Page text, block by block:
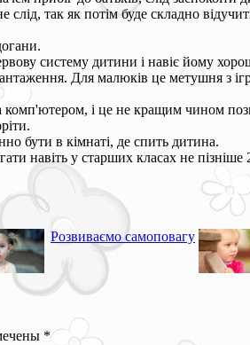
слід, так як потім буде складно
систему дитини і навіє йому
Для малюків це метушня з
комп'ютером, і це не кращим чином
бути в кімнаті, де спить дитина.
навіть у старших класах не пізніше
Розвиваємо самоповагу
*